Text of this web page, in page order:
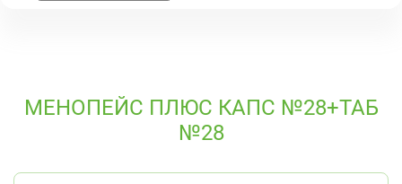
МЕНОПЕЙС ПЛЮС КАПС №28+ТАБ
№28